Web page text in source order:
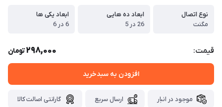
نوع اتصال
مگنت
ابعاد ده هایی
26 در 5
ابعاد یکی ها
6 در 6
قیمت: 298,000تومان
افزودن به سبدخرید
موجود در انبار ارسال سریع گارانتی اصالت کالا